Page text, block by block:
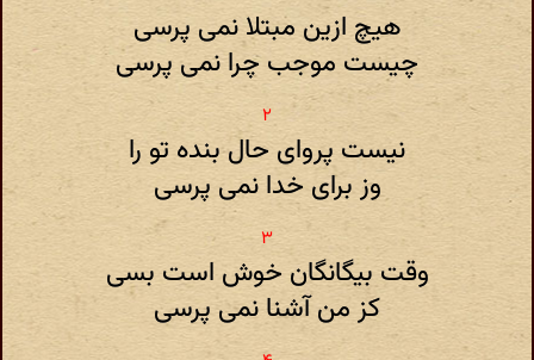
هیچ ازین مبتلا نمی پرسی
چیست موجب چرا نمی پرسی
نیست پروای حال بنده تو را
وز برای خدا نمی پرسی
وقت بیگانگان خوش است بسی
کز من آشنا نمی پرسی